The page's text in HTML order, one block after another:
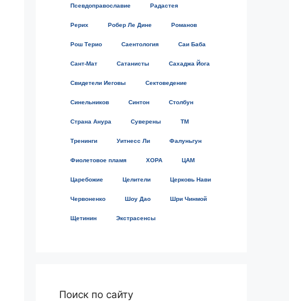
Псевдоправославие Радастея
Рерих Робер Ле Дине Романов
Рош Терио Саентология Саи Баба
Сант-Мат Сатанисты Сахаджа Йога
Свидетели Иеговы Сектоведение
Синельников Синтон Столбун
Страна Анура Суверены ТМ
Тренинги Уитнесс Ли Фалуньгун
Фиолетовое пламя ХОРА ЦАМ
Царебожие Целители Церковь Нави
Червоненко Шоу Дао Шри Чинмой
Щетинин Экстрасенсы
Поиск по сайту